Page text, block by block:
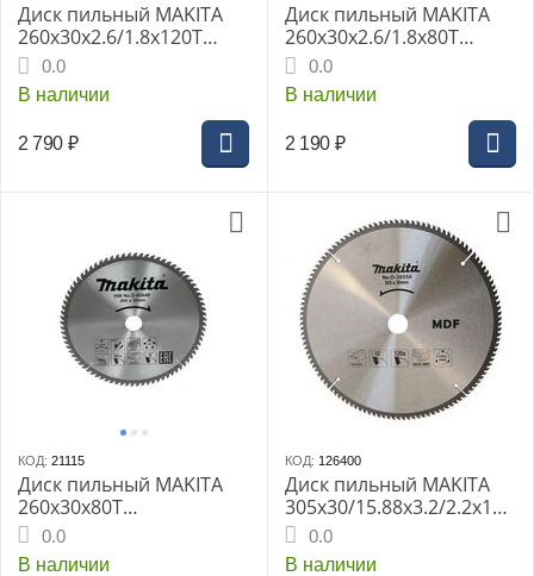
Диск пильный MAKITA
260x30x2.6/1.8x120T
универсальный для
алюминия/дерева/
пластика
0.0
В наличии
2 790 ₽
Диск пильный MAKITA
260x30x2.6/1.8x80T
универсальный для
алюминия/дерева/
пластика
0.0
В наличии
2 190 ₽
КОД: 21115
Диск пильный MAKITA
260x30x80T
универсальный для
алюминия/дерева/
0.0
В наличии
КОД: 126400
Диск пильный MAKITA
305x30/15.88x3.2/2.2x120
T для дерева
0.0
В наличии